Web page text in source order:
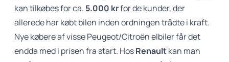
kan tilkøbes for ca. 5.000 krfor de kunder, der
allerede har købt bilen inden ordningen trådte i kraft.
Nye købere af visse Peugeot/Citroën elbiler får det
endda med i prisen fra start. HosRenaultkan man